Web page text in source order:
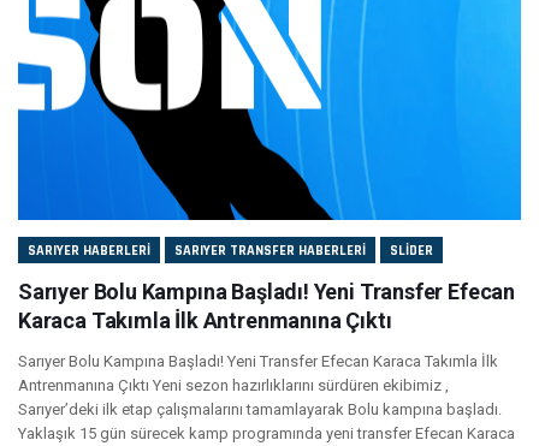
SARIYER HABERLERI SARIYER TRANSFER HABERLERI SLIDER
Sarıyer Bolu Kampına Başladı! Yeni Transfer Efecan
Karaca Takımla İlk Antrenmanına Çıktı
Sarıyer Bolu Kampına Başladı! Yeni Transfer Efecan Karaca Takımla İlk
Antrenmanına Çıktı Yeni sezon hazırlıklarını sürdüren ekibimiz ,
Sarıyer’deki ilk etap çalışmalarını tamamlayarak Bolu kampına başladı.
Yaklaşık 15 gün sürecek kamp programında yeni transfer Efecan Karaca